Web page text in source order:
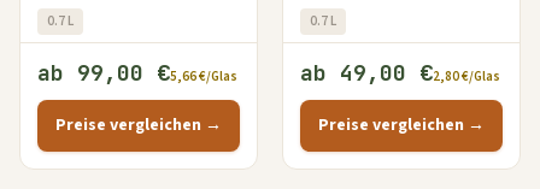
0.7 L
ab 99,00 €5,66 €/Glas
Preise vergleichen →
0.7 L
ab 49,00 €2,80 €/Glas
Preise vergleichen →